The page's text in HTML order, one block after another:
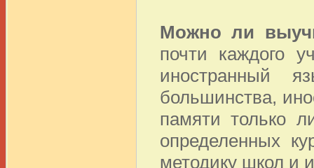
Можно ли
почти каждого
иностранный
большинства,
памяти только
определенных
методику школ и